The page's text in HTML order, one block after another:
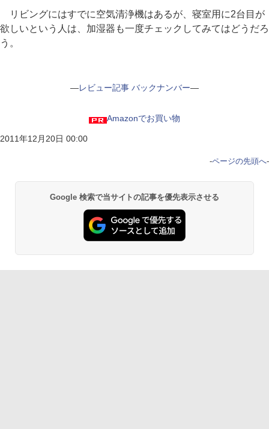
リビングにはすでに空気清浄機はあるが、寝室用に2台目が
欲しいという人は、加湿器も一度チェックしてみてはどうだろ
う。
―レビュー記事 バックナンバー―
Amazonでお買い物
2011年12月20日 00:00
-ページの先頭へ-
Google 検索で当サイトの記事を優先表示させる